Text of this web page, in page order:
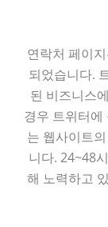
연락처 페이
되었습니다.
된 비즈니스
경우 트위터에
는 웹사이트
니다. 24~48
해 노력하고